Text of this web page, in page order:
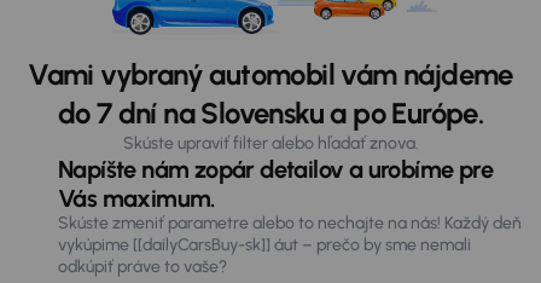
Vami vybraný automobil vám nájdeme
do 7 dní na Slovensku a po Európe.
Skúste upraviť filter alebo hľadať znova.
Napíšte nám zopár detailov a urobíme pre
Vás maximum.
Skúste zmeniť parametre alebo to nechajte na nás! Každý deň
vykúpime [[dailyCarsBuy-sk]] áut – prečo by sme nemali
odkúpiť práve to vaše?